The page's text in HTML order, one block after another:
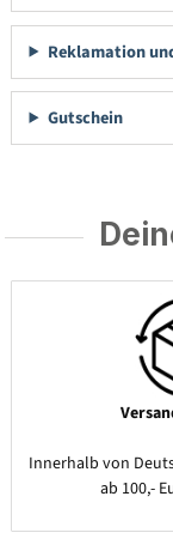
Reklamation
Gutschein
Innerhalb von
ab 100,-